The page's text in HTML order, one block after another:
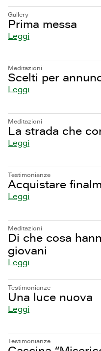
Gallery
Prima messa
Leggi
Meditazioni
Scelti per
Leggi
Meditazioni
La strada che
Leggi
Testimonianze
Acquistare
Leggi
Meditazioni
Di che cosa
giovani
Leggi
Testimonianze
Una luce nuova
Leggi
Testimonianze